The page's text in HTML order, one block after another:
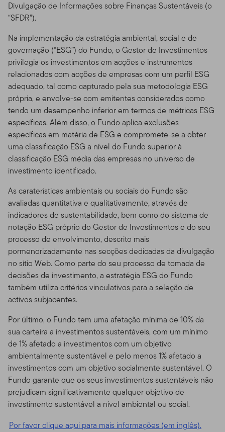
Divulgação de Informações sobre Finanças Sustentáveis (o
“SFDR”).
Na implementação da estratégia ambiental, social e de
governação (“ESG”) do Fundo, o Gestor de Investimentos
privilegia os investimentos em acções e instrumentos
relacionados com acções de empresas com um perfil ESG
adequado, tal como capturado pela sua metodologia ESG
própria, e envolve-se com emitentes considerados como
tendo um desempenho inferior em termos de métricas ESG
específicas. Além disso, o Fundo aplica exclusões
específicas em matéria de ESG e compromete-se a obter
uma classificação ESG a nível do Fundo superior à
classificação ESG média das empresas no universo de
investimento identificado.
As caraterísticas ambientais ou sociais do Fundo são
avaliadas quantitativa e qualitativamente, através de
indicadores de sustentabilidade, bem como do sistema de
notação ESG próprio do Gestor de Investimentos e do seu
processo de envolvimento, descrito mais
pormenorizadamente nas secções dedicadas da divulgação
no sítio Web. Como parte do seu processo de tomada de
decisões de investimento, a estratégia ESG do Fundo
também utiliza critérios vinculativos para a seleção de
activos subjacentes.
Por último, o Fundo tem uma afetação mínima de 10% da
sua carteira a investimentos sustentáveis, com um mínimo
de 1% afetado a investimentos com um objetivo
ambientalmente sustentável e pelo menos 1% afetado a
investimentos com um objetivo socialmente sustentável. O
Fundo garante que os seus investimentos sustentáveis não
prejudicam significativamente qualquer objetivo de
investimento sustentável a nível ambiental ou social.
Por favor clique aqui para mais informações (em inglês).